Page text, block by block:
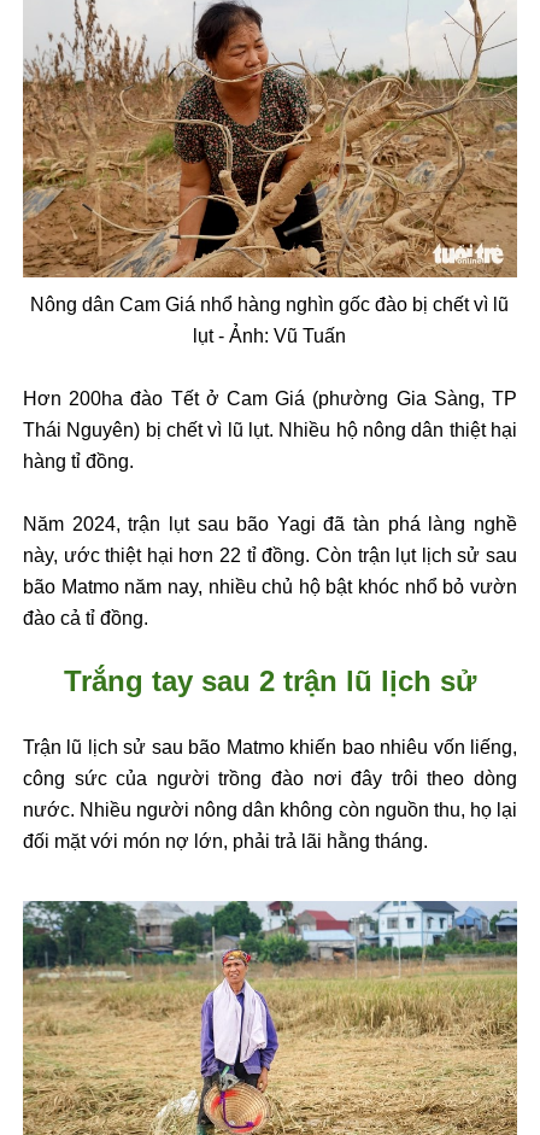
Nông dân Cam Giá nhổ hàng nghìn gốcđào bị chết vì l ũ
ụt - Ảnh:Vũ Tuấn
Hơn 200ha đào Tết ở Cam Giá (phường Gia Sàng, TP
Thái Nguyên) bị chết vì l ũ l ụt. Nhiều hộ nông dân thiệt hại
hàng tỉ đồng.
Năm 2024, trận lụt sau bão Yagiđã tàn phá làng nghề
này, ước thiệt hại hơn 22 tỉđồng. Còn trận lụt lịch sử sau
bão Matmonăm nay, nhiều chủ hộ bật khóc nhổ bỏ vườn
đào cả tỉ đồng.
Trắng tay sau 2 trận lũ lịch sử
Trận l ũ l ịch sử sau bão Matmokhiến bao nhiêu vốn liếng,
công sức của người trồng đào nơi đây trôi theo dòng
nước. Nhiều người nông dân không còn nguồn thu, họ lại
đối mặt với món nợ lớn, phải trả l ãi hằng tháng.